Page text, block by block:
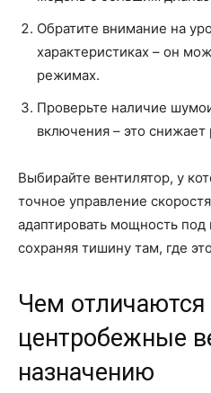
Обратите внимание на
характеристиках – он
режимах.
Проверьте наличие
включения – это снижает
Выбирайте вентилятор, у
точное управление
адаптировать мощность под
сохраняя тишину там, где
Чем
центробежные
назначению